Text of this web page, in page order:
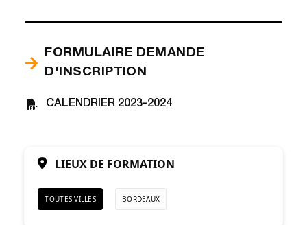
FORMULAIRE DEMANDE
D'INSCRIPTION
CALENDRIER 2023-2024
LIEUX DE FORMATION
TOUTES VILLES BORDEAUX